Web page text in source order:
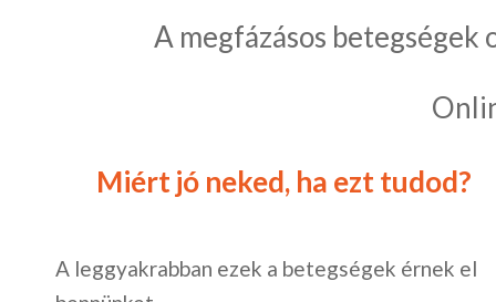
A megfázásos
Miért jó neked, ha ezt tudod?
A leggyakrabban ezek a betegségek érnek el